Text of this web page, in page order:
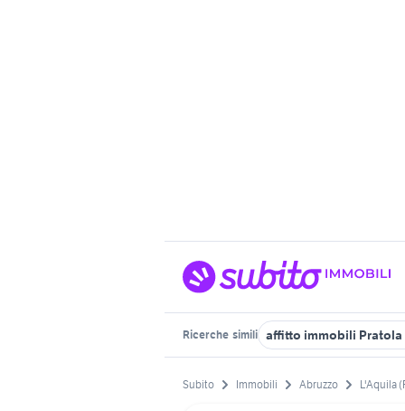
Ricerche simili affitto immobili Pratola
Subito Immobili Abruzzo L'Aquila